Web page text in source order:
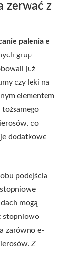
zerwać z
palenia e
grup
już
czy leki na
elementem
co
dodatkowe
podejścia
mogą
stopniowo
zarówno e-
Z